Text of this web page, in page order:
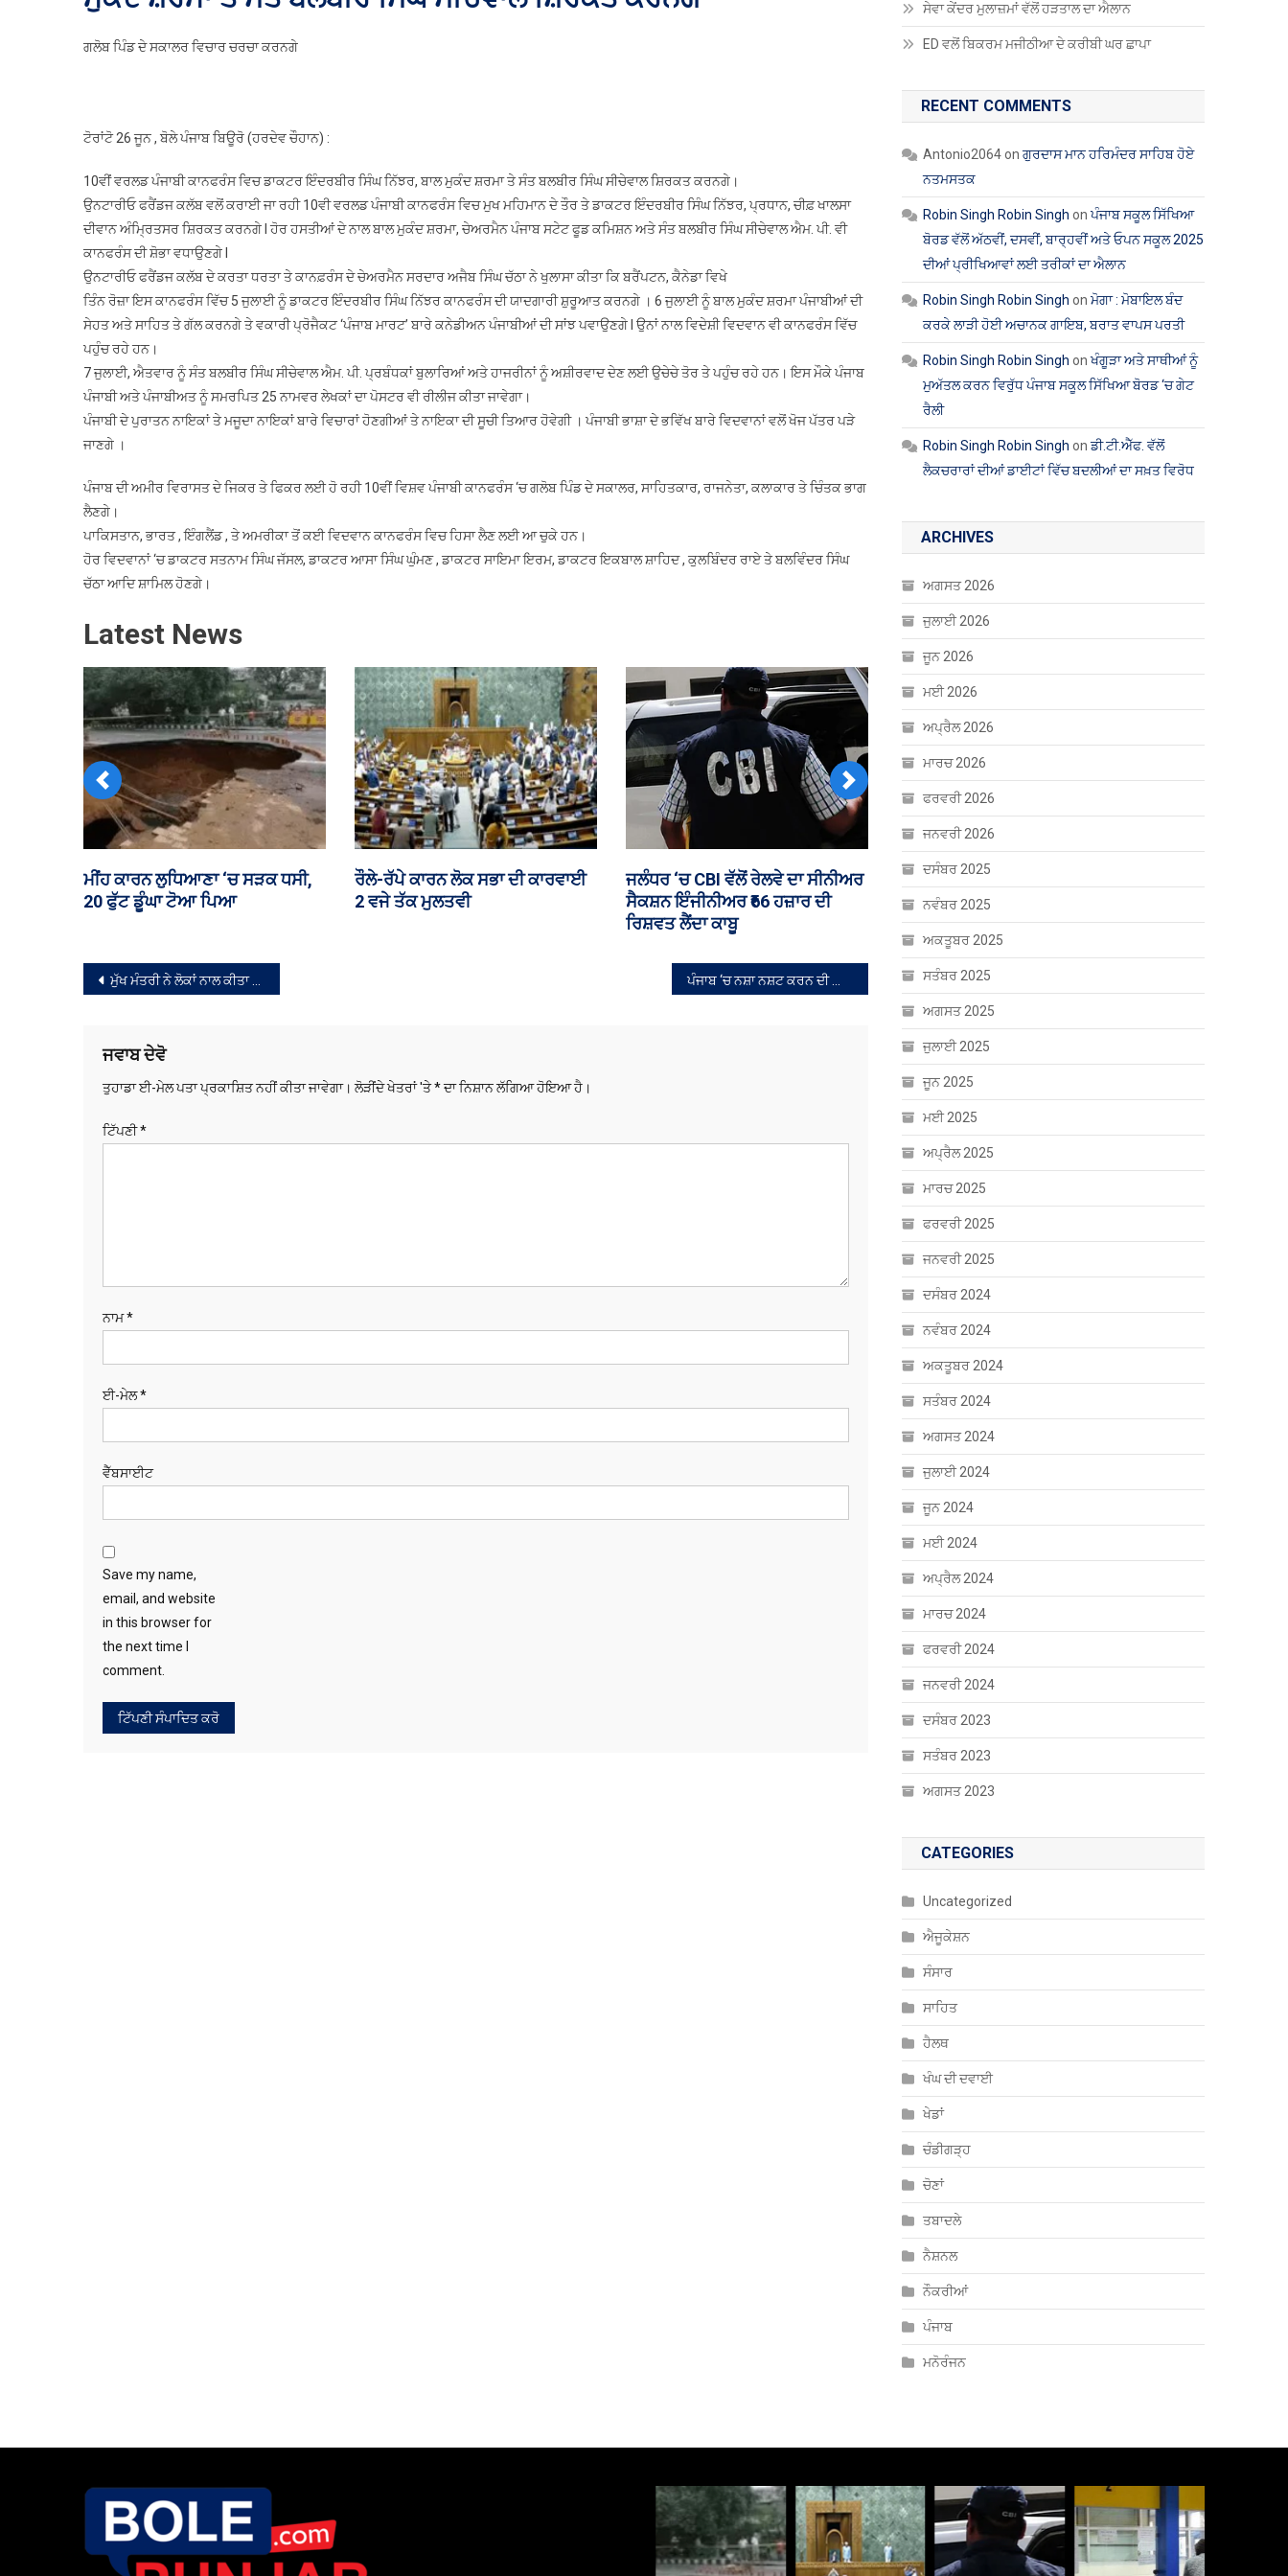
ਸੰਤ
ਬਲਬੀਰ
ਸਿੰਘ
ਸ਼ਿਰਕਤ
ਕਰਨਗੇ
ਗਲੋਬ ਪਿੰਡ ਦੇ ਸਕਾਲਰ ਵਿਚਾਰ ਚਰਚਾ ਕਰਨਗੇ
ਟੋਰਾਂਟੋ 26 ਜੂਨ , ਬੋਲੇ ਪੰਜਾਬ ਬਿਊਰੋ (ਹਰਦੇਵ ਚੌਹਾਨ) :
10ਵੀਂ ਵਰਲਡ ਪੰਜਾਬੀ ਕਾਨਫਰੰਸ ਵਿਚ ਡਾਕਟਰ ਇੰਦਰਬੀਰ ਸਿੰਘ ਨਿੱਝਰ, ਬਾਲ ਮੁਕੰਦ ਸ਼ਰਮਾ ਤੇ ਸੰਤ ਬਲਬੀਰ ਸਿੰਘ ਸੀਚੇਵਾਲ ਸ਼ਿਰਕਤ ਕਰਨਗੇ।
ਉਨਟਾਰੀਓ ਫਰੈਂਡਜ ਕਲੱਬ ਵਲੋਂ ਕਰਾਈ ਜਾ ਰਹੀ 10ਵੀ ਵਰਲਡ ਪੰਜਾਬੀ ਕਾਨਫਰੰਸ ਵਿਚ ਮੁਖ ਮਹਿਮਾਨ ਦੇ ਤੌਰ ਤੇ ਡਾਕਟਰ ਇੰਦਰਬੀਰ ਸਿੰਘ ਨਿੱਝਰ, ਪ੍ਰਧਾਨ, ਚੀਫ਼ ਖਾਲਸਾ
ਦੀਵਾਨ ਅੰਮ੍ਰਿਤਸਰ ਸ਼ਿਰਕਤ ਕਰਨਗੇ I ਹੋਰ ਹਸਤੀਆਂ ਦੇ ਨਾਲ ਬਾਲ ਮੁਕੰਦ ਸ਼ਰਮਾ, ਚੇਅਰਮੈਨ ਪੰਜਾਬ ਸਟੇਟ ਫੂਡ ਕਮਿਸ਼ਨ ਅਤੇ ਸੰਤ ਬਲਬੀਰ ਸਿੰਘ ਸੀਚੇਵਾਲ ਐਮ. ਪੀ. ਵੀ
ਕਾਨਫਰੰਸ ਦੀ ਸ਼ੋਭਾ ਵਧਾਉਣਗੇ I
ਉਨਟਾਰੀਓ ਫਰੈਂਡਜ ਕਲੱਬ ਦੇ ਕਰਤਾ ਧਰਤਾ ਤੇ ਕਾਨਫ਼ਰੰਸ ਦੇ ਚੇਅਰਮੈਨ ਸਰਦਾਰ ਅਜੈਬ ਸਿੰਘ ਚੱਠਾ ਨੇ ਖੁਲਾਸਾ ਕੀਤਾ ਕਿ ਬਰੈਂਪਟਨ, ਕੈਨੇਡਾ ਵਿਖੇ
ਤਿੰਨ ਰੋਜ਼ਾ ਇਸ ਕਾਨਫਰੰਸ ਵਿੱਚ 5 ਜੁਲਾਈ ਨੂੰ ਡਾਕਟਰ ਇੰਦਰਬੀਰ ਸਿੰਘ ਨਿੱਝਰ ਕਾਨਫਰੰਸ ਦੀ ਯਾਦਗਾਰੀ ਸ਼ੁਰੂਆਤ ਕਰਨਗੇ । 6 ਜੁਲਾਈ ਨੂੰ ਬਾਲ ਮੁਕੰਦ ਸ਼ਰਮਾ ਪੰਜਾਬੀਆਂ ਦੀ
ਸੇਹਤ ਅਤੇ ਸਾਹਿਤ ਤੇ ਗੱਲ ਕਰਨਗੇ ਤੇ ਵਕਾਰੀ ਪ੍ਰੋਜੈਕਟ ‘ਪੰਜਾਬ ਮਾਰਟ’ ਬਾਰੇ ਕਨੇਡੀਅਨ ਪੰਜਾਬੀਆਂ ਦੀ ਸਾਂਝ ਪਵਾਉਣਗੇ I ਉਨਾਂ ਨਾਲ ਵਿਦੇਸ਼ੀ ਵਿਦਵਾਨ ਵੀ ਕਾਨਫਰੰਸ ਵਿੱਚ
ਪਹੁੰਚ ਰਹੇ ਹਨ।
7 ਜੁਲਾਈ, ਐਤਵਾਰ ਨੂੰ ਸੰਤ ਬਲਬੀਰ ਸਿੰਘ ਸੀਚੇਵਾਲ ਐਮ. ਪੀ. ਪ੍ਰਬੰਧਕਾਂ ਬੁਲਾਰਿਆਂ ਅਤੇ ਹਾਜਰੀਨਾਂ ਨੂੰ ਅਸ਼ੀਰਵਾਦ ਦੇਣ ਲਈ ਉਚੇਚੇ ਤੋਰ ਤੇ ਪਹੁੰਚ ਰਹੇ ਹਨ। ਇਸ ਮੌਕੇ ਪੰਜਾਬ
ਪੰਜਾਬੀ ਅਤੇ ਪੰਜਾਬੀਅਤ ਨੂੰ ਸਮਰਪਿਤ 25 ਨਾਮਵਰ ਲੇਖਕਾਂ ਦਾ ਪੋਸਟਰ ਵੀ ਰੀਲੀਜ ਕੀਤਾ ਜਾਵੇਗਾ।
ਪੰਜਾਬੀ ਦੇ ਪੁਰਾਤਨ ਨਾਇਕਾਂ ਤੇ ਮਜੂਦਾ ਨਾਇਕਾਂ ਬਾਰੇ ਵਿਚਾਰਾਂ ਹੋਣਗੀਆਂ ਤੇ ਨਾਇਕਾ ਦੀ ਸੂਚੀ ਤਿਆਰ ਹੋਵੇਗੀ । ਪੰਜਾਬੀ ਭਾਸ਼ਾ ਦੇ ਭਵਿੱਖ ਬਾਰੇ ਵਿਦਵਾਨਾਂ ਵਲੋਂ ਖੋਜ ਪੱਤਰ ਪੜੇ
ਜਾਣਗੇ ।
ਪੰਜਾਬ ਦੀ ਅਮੀਰ ਵਿਰਾਸਤ ਦੇ ਜਿਕਰ ਤੇ ਫਿਕਰ ਲਈ ਹੋ ਰਹੀ 10ਵੀਂ ਵਿਸ਼ਵ ਪੰਜਾਬੀ ਕਾਨਫਰੰਸ ‘ਚ ਗਲੋਬ ਪਿੰਡ ਦੇ ਸਕਾਲਰ, ਸਾਹਿਤਕਾਰ, ਰਾਜਨੇਤਾ, ਕਲਾਕਾਰ ਤੇ ਚਿੰਤਕ ਭਾਗ
ਲੈਣਗੇ।
ਪਾਕਿਸਤਾਨ, ਭਾਰਤ , ਇੰਗਲੈਂਡ , ਤੇ ਅਮਰੀਕਾ ਤੋਂ ਕਈ ਵਿਦਵਾਨ ਕਾਨਫਰੰਸ ਵਿਚ ਹਿਸਾ ਲੈਣ ਲਈ ਆ ਚੁਕੇ ਹਨ।
ਹੋਰ ਵਿਦਵਾਨਾਂ ‘ਚ ਡਾਕਟਰ ਸਤਨਾਮ ਸਿੰਘ ਜੱਸਲ, ਡਾਕਟਰ ਆਸਾ ਸਿੰਘ ਘੁੰਮਣ , ਡਾਕਟਰ ਸਾਇਮਾ ਇਰਮ, ਡਾਕਟਰ ਇਕਬਾਲ ਸ਼ਾਹਿਦ , ਕੁਲਬਿੰਦਰ ਰਾਏ ਤੇ ਬਲਵਿੰਦਰ ਸਿੰਘ
ਚੱਠਾ ਆਦਿ ਸ਼ਾਮਿਲ ਹੋਣਗੇ।
Latest News
ਜਲੰਧਰ ‘ਚ CBI ਵੱਲੋਂ ਰੇਲਵੇ ਦਾ ਸੀਨੀਅਰ
ਸੈਕਸ਼ਨ ਇੰਜੀਨੀਅਰ ₹66 ਹਜ਼ਾਰ ਦੀ
ਸੇਵਾ ਕੇਂਦਰ ਮੁਲਾਜ਼ਮਾਂ ਵੱਲੋਂ ਹੜਤਾਲ ਦਾ
ਐਲਾਨ
ED ਵਲੋਂ ਬਿਕਰਮ ਮਜੀਠੀਆ ਦੇ ਕਰੀਬੀ
ਘਰ ਛਾਪਾ
ਬੰਗਲਾਦੇਸ਼ ਕ੍ਰਿਕਟ ਟੀਮ ਦੇ ਸਾਬਕਾ
ਕਪਤਾਨ ਤੇ MP ਸ਼ਾਕਿਬ ਅਲ ਹਸਨ ਦੇ
ਘਰ ‘ਤੇ ਹਮਲਾ
Previous Next
ਸੰਪਾਦਨਾ
ਮੁੱਖ ਮੰਤਰੀ ਨੇ ਲੋਕਾਂ ਨਾਲ ਕੀਤਾ ਇੱਕ ਹੋਰ ਵਾਅਦਾ ਪੁਗਾਇਆ, ਜਲੰਧਰ ਵਿਖੇ ਨਵੀਂ ਰਿਹਾਇਸ਼ ‘ਚ ਲਾਏ ਡੇਰੇ
ਜਵਾਬ ਦੇਵੋ
ਤੁਹਾਡਾ ਈ-ਮੇਲ ਪਤਾ ਪ੍ਰਕਾਸ਼ਿਤ ਨਹੀਂ ਕੀਤਾ ਜਾਵੇਗਾ। ਲੋੜੀਂਦੇ ਖੇਤਰਾਂ 'ਤੇ*ਦਾ ਨਿਸ਼ਾਨ ਲੱਗਿਆ ਹੋਇਆ ਹੈ।
ਟਿੱਪਣੀ*
ਨਾਮ*
ਈ-ਮੇਲ*
ਵੈੱਬਸਾਈਟ
Save my name,
email, and website
in this browser for
the next time I
comment.
ਸੇਵਾ ਕੇਂਦਰ ਮੁਲਾਜ਼ਮਾਂ ਵੱਲੋਂ ਹੜਤਾਲ ਦਾ ਐਲਾਨ
ED ਵਲੋਂ ਬਿਕਰਮ ਮਜੀਠੀਆ ਦੇ ਕਰੀਬੀ ਘਰ ਛਾਪਾ
RECENT COMMENTS
Antonio2064onਗੁਰਦਾਸ ਮਾਨ ਹਰਿਮੰਦਰ ਸਾਹਿਬ ਹੋਏ
ਨਤਮਸਤਕ
Robin Singh Robin Singh onਪੰਜਾਬ ਸਕੂਲ ਸਿੱਖਿਆ
ਬੋਰਡ ਵੱਲੋਂ ਅੱਠਵੀਂ, ਦਸਵੀਂ, ਬਾਰ੍ਹਵੀਂ ਅਤੇ ਓਪਨ ਸਕੂਲ 2025
ਦੀਆਂ ਪ੍ਰੀਖਿਆਵਾਂ ਲਈ ਤਰੀਕਾਂ ਦਾ ਐਲਾਨ
Robin Singh Robin Singh onਮੋਗਾ : ਮੋਬਾਇਲ ਬੰਦ
ਕਰਕੇ ਲਾੜੀ ਹੋਈ ਅਚਾਨਕ ਗਾਇਬ, ਬਰਾਤ ਵਾਪਸ ਪਰਤੀ
Robin Singh Robin Singh onਖੰਗੂੜਾ ਅਤੇ ਸਾਥੀਆਂ ਨੂੰ
ਮੁਅੱਤਲ ਕਰਨ ਵਿਰੁੱਧ ਪੰਜਾਬ ਸਕੂਲ ਸਿੱਖਿਆ ਬੋਰਡ ‘ਚ ਗੇਟ
ਰੈਲੀ
Robin Singh Robin Singh onਡੀ.ਟੀ.ਐੱਫ. ਵੱਲੋਂ
ਲੈਕਚਰਾਰਾਂ ਦੀਆਂ ਡਾਈਟਾਂ ਵਿੱਚ ਬਦਲੀਆਂ ਦਾ ਸਖ਼ਤ ਵਿਰੋਧ
ARCHIVES
ਅਗਸਤ 2026
ਜੁਲਾਈ 2026
ਜੂਨ 2026
ਮਈ 2026
ਅਪ੍ਰੈਲ 2026
ਮਾਰਚ 2026
ਫਰਵਰੀ 2026
ਜਨਵਰੀ 2026
ਦਸੰਬਰ 2025
ਨਵੰਬਰ 2025
ਅਕਤੂਬਰ 2025
ਸਤੰਬਰ 2025
ਅਗਸਤ 2025
ਜੁਲਾਈ 2025
ਜੂਨ 2025
ਮਈ 2025
ਅਪ੍ਰੈਲ 2025
ਮਾਰਚ 2025
ਫਰਵਰੀ 2025
ਜਨਵਰੀ 2025
ਦਸੰਬਰ 2024
ਨਵੰਬਰ 2024
ਅਕਤੂਬਰ 2024
ਸਤੰਬਰ 2024
ਅਗਸਤ 2024
ਜੁਲਾਈ 2024
ਜੂਨ 2024
ਮਈ 2024
ਅਪ੍ਰੈਲ 2024
ਮਾਰਚ 2024
ਫਰਵਰੀ 2024
ਜਨਵਰੀ 2024
ਦਸੰਬਰ 2023
ਸਤੰਬਰ 2023
ਅਗਸਤ 2023
CATEGORIES
Uncategorized
ਐਜੂਕੇਸ਼ਨ
ਸੰਸਾਰ
ਸਾਹਿਤ
ਹੈਲਥ
ਖੰਘ ਦੀ ਦਵਾਈ
ਖੇਡਾਂ
ਚੰਡੀਗੜ੍ਹ
ਚੋਣਾਂ
ਤਬਾਦਲੇ
ਨੈਸ਼ਨਲ
ਨੌਕਰੀਆਂ
ਪੰਜਾਬ
ਮਨੋਰੰਜਨ